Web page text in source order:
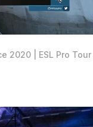
2020 | ESL Pro Tour